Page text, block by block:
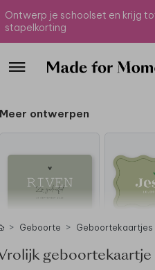
Ontwerp je schoolset en krijg
stapelkorting
Meer ontwerpen
Geboorte Geboortekaartjes
geboortekaartje